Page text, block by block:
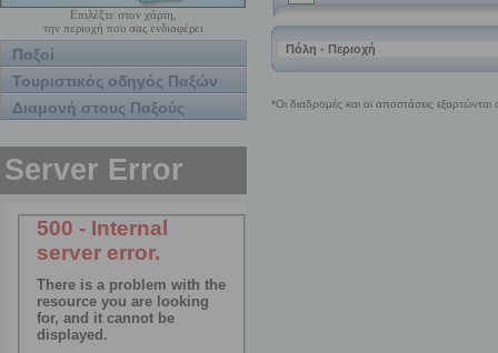
Επιλέξτε στον χάρτη,
την περιοχή που σας ενδιαφέρει
Παξοί
Τουριστικός οδηγός Παξών
Διαμονή στους Παξούς